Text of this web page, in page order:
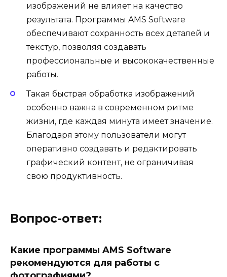
изображений не влияет на качество
результата. Программы AMS Software
обеспечивают сохранность всех деталей и
текстур, позволяя создавать
профессиональные и высококачественные
работы.
Такая быстрая обработка изображений
особенно важна в современном ритме
жизни, где каждая минута имеет значение.
Благодаря этому пользователи могут
оперативно создавать и редактировать
графический контент, не ограничивая
свою продуктивность.
Вопрос-ответ:
Какие программы AMS Software
рекомендуются для работы с